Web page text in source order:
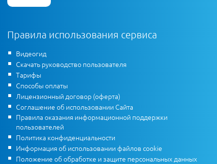
Правила использования сервиса
Видеогид
Скачать руководство пользователя
Тарифы
Способы оплаты
Лицензионный договор (оферта)
Соглашение об использовании Сайта
Правила оказания информационной поддержки
пользователей
Политика конфиденциальности
Информация об использовании файлов cookie
Положение об обработке и защите персональных данных